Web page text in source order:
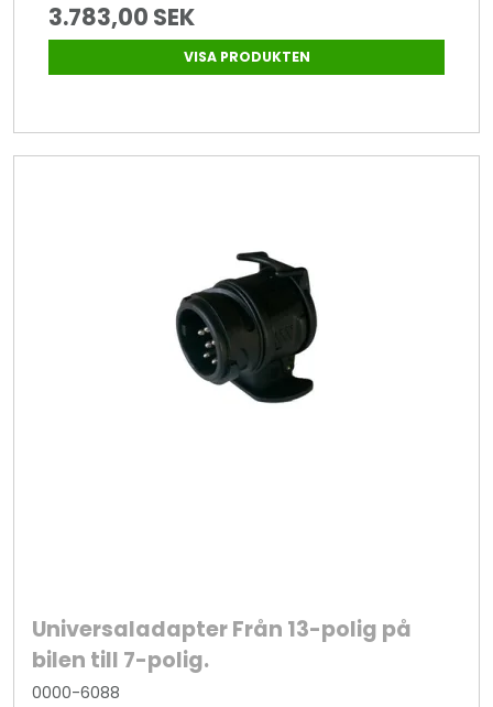
3.783,00 SEK
VISA PRODUKTEN
Universaladapter Från 13-polig på
bilen till 7-polig.
0000-6088